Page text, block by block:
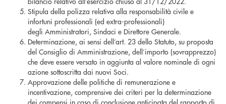
Stipula della polizza relativa alla responsabilità civile e
infortuni professionali (ed extra-professionali)
degli Amministratori, Sindaci e Direttore Generale.
Determinazione, ai sensi dell’art. 23 dello Statuto, su proposta
del Consiglio di Amministrazione, dell’importo (sovrapprezzo)
che deve essere versato in aggiunta al valore nominale di ogni
azione sottoscritta dai nuovi Soci.
Approvazione delle politiche di remunerazione e
incentivazione, comprensive dei criteri per la determinazione